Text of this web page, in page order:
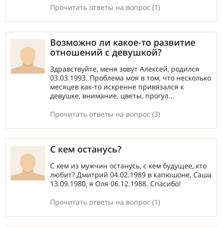
Прочитать ответы на вопрос (1)
Возможно ли какое-то развитие
отношений с девушкой?
Здравствуйте, меня зовут Алексей, родился
03.03.1993. Проблема моя в том, что несколько
месяцев как-то искренне привязался к
девушке, внимание, цветы, прогул...
Прочитать ответы на вопрос (3)
С кем останусь?
С кем из мужчин останусь, с кем будущее, кто
любит? Дмитрий 04.02.1989 в капюшоне, Саша
13.09.1980, я Оля 06.12.1988. Спасибо!
Прочитать ответы на вопрос (1)